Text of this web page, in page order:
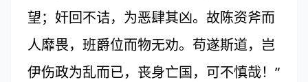
望；奸回不诘，为恶肆其凶。故陈资斧而
人靡畏，班爵位而物无劝。苟遂斯道，岂
伊伤政为乱而已，丧身亡国，可不慎哉！”